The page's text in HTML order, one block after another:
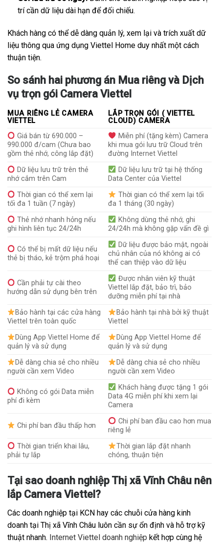
trí cần dữ liệu dài hạn để đối chiếu.
Khách hàng có thể dễ dàng quản lý, xem lại và trích xuất dữ
liệu thông qua ứng dụng Viettel Home duy nhất một cách
thuận tiện.
So sánh hai phương án Mua riêng và Dịch
vụ trọn gói Camera Viettel
MUA RIÊNG LẺ CAMERA
VIETTEL
LẮP TRỌN GÓI ( VIETTEL
CLOUD) CAMERA
Giá bán từ 690.000 –
990.000 đ/cam (Chưa bao
gồm thẻ nhớ, công lắp đặt)
Miễn phí (tặng kèm) Camera
khi mua gói lưu trữ Cloud trên
đường Internet Viettel
Dữ liệu lưu trữ trên thẻ
nhớ cắm trên Cam
Dữ liệu lưu trữ tại hệ thống
Data Center của Viettel
Thời gian có thể xem lại
tối đa 1 tuần (7 ngày)
Thời gian có thể xem lại tối
đa 1 tháng (30 ngày)
Thẻ nhớ nhanh hỏng nếu
ghi hình liên tục 24/24h
Không dùng thẻ nhớ, ghi
24/24h mà không gặp vấn đề gì
Có thể bị mất dữ liệu nếu
thẻ bị tháo, kẻ trộm phá hoại
Dữ liệu được bảo mật, ngoài
chủ nhân của nó không ai có
thể can thiệp vào dữ liệu
Cần phải tự cài theo
hướng dẫn sử dụng bên trên
Được nhân viên kỹ thuật
Viettel lắp đặt, bảo trì, bảo
dưỡng miễn phí tại nhà
Bảo hành tại các cửa hàng
Viettel trên toàn quốc
Bảo hành tại nhà bởi kỹ thuật
Viettel
Dùng App Viettel Home để
quản lý và sử dụng
Dùng App Viettel Home để
quản lý và sử dụng
Dễ dàng chia sẻ cho nhiều
người cần xem Video
Dễ dàng chia sẻ cho nhiều
người cần xem Video
Không có gói Data miễn
phí đi kèm
Khách hàng được tặng 1 gói
Data 4G miễn phí khi xem lại
Camera
Chi phí ban đầu thấp hơn
Chi phí ban đầu cao hơn mua
riêng lẻ
Thời gian triển khai lâu,
phải tự lắp
Thời gian lắp đặt nhanh
chóng, thuận tiện
Tại sao doanh nghiệp Thị xã Vĩnh Châu nên
lắp Camera Viettel?
Các doanh nghiệp tại KCN hay các chuỗi cửa hàng kinh
doanh tại Thị xã Vĩnh Châu luôn cần sự ổn định và hỗ trợ kỹ
thuật nhanh. Internet Viettel doanh nghiệp kết hợp cùng hệ